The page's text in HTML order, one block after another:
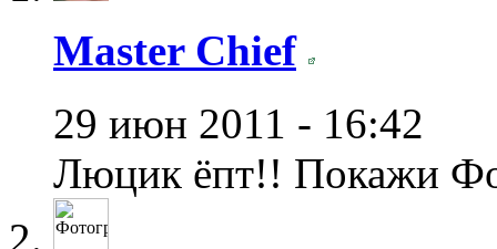
Master Chief
29 июн 2011 - 16:42
Люцик ёпт!! Покажи